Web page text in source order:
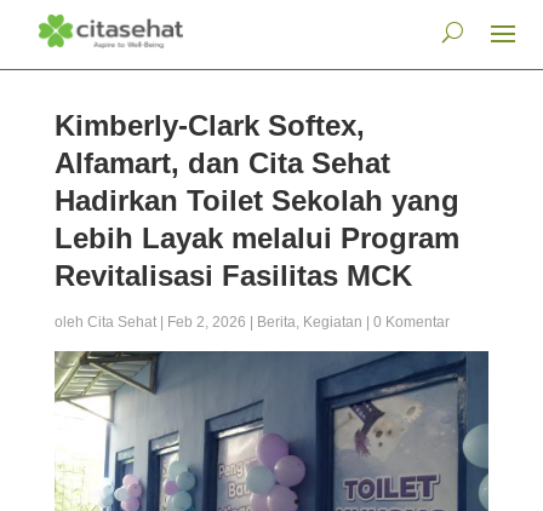
Kimberly-Clark Softex,
Alfamart, dan Cita Sehat
Hadirkan Toilet Sekolah yang
Lebih Layak melalui Program
Revitalisasi Fasilitas MCK
oleh Cita Sehat| Feb 2, 2026 Berita, Kegiatan 0 Komentar